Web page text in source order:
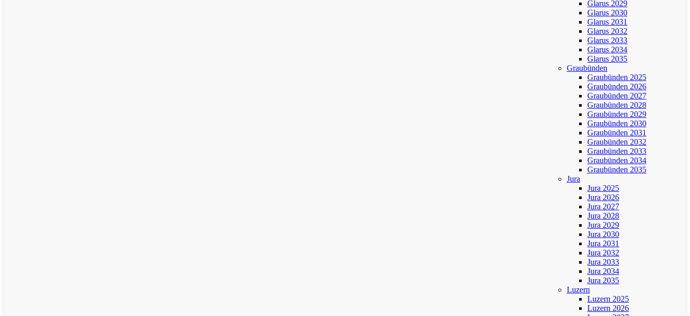
Glarus 2029
Glarus 2030
Glarus 2031
Glarus 2032
Glarus 2033
Glarus 2034
Glarus 2035
Graubünden
Graubünden 2025
Graubünden 2026
Graubünden 2027
Graubünden 2028
Graubünden 2029
Graubünden 2030
Graubünden 2031
Graubünden 2032
Graubünden 2033
Graubünden 2034
Graubünden 2035
Jura
Jura 2025
Jura 2026
Jura 2027
Jura 2028
Jura 2029
Jura 2030
Jura 2031
Jura 2032
Jura 2033
Jura 2034
Jura 2035
Luzern
Luzern 2025
Luzern 2026